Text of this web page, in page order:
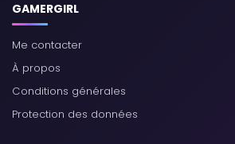
GAMERGIRL
Me contacter
À propos
Conditions générales
Protection des données